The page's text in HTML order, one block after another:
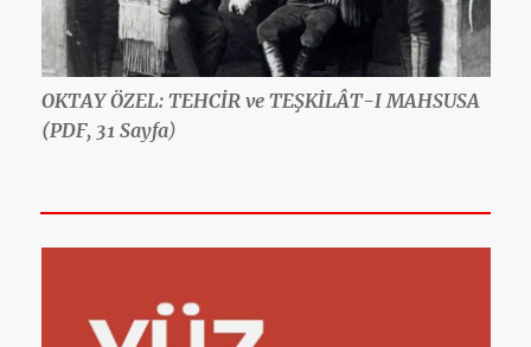
OKTAY ÖZEL: TEHCİR ve TEŞKİLÂT-I MAHSUSA
(PDF, 31 Sayfa)